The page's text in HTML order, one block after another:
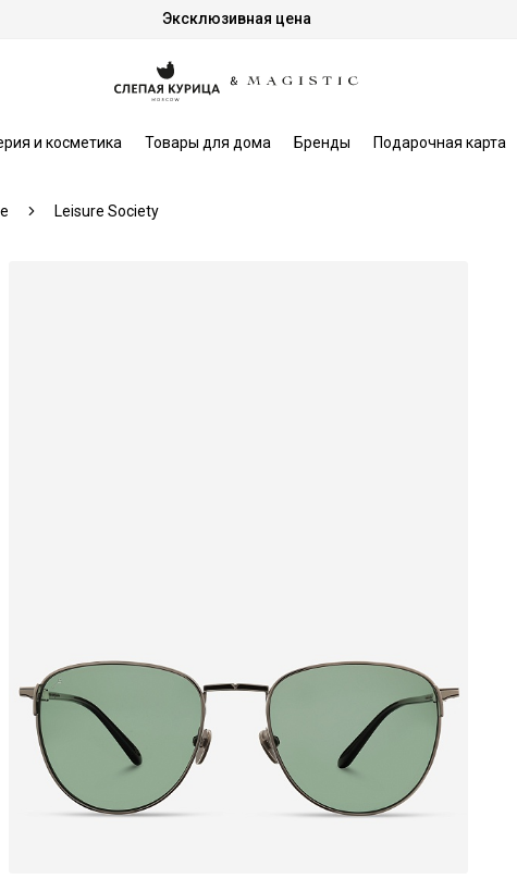
Эксклюзивная цена
и косметика Товары для дома Бренды Подарочная карта
Leisure Society